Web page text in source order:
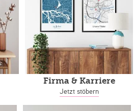
Firma & Karriere
Jetzt stöbern